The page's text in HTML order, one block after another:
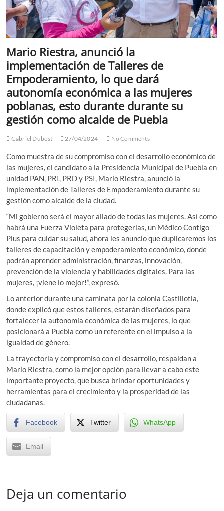
Mario Riestra, anunció la
implementación de Talleres de
Empoderamiento, lo que dará
autonomía económica a las mujeres
poblanas, esto durante durante su
gestión como alcalde de Puebla
Gabriel Dubost 27/04/2024 No Comments
Como muestra de su compromiso con el desarrollo económico de
las mujeres, el candidato a la Presidencia Municipal de Puebla en
unidad PAN, PRI, PRD y PSI, Mario Riestra, anunció la
implementación de Talleres de Empoderamiento durante su
gestión como alcalde de la ciudad.
“Mi gobierno será el mayor aliado de todas las mujeres. Así como
habrá una Fuerza Violeta para protegerlas, un Médico Contigo
Plus para cuidar su salud, ahora les anuncio que duplicaremos los
talleres de capacitación y empoderamiento económico, donde
podrán aprender administración, finanzas, innovación,
prevención de la violencia y habilidades digitales. Para las
mujeres, ¡viene lo mejor!”, expresó.
Lo anterior durante una caminata por la colonia Castillotla,
donde explicó que estos talleres, estarán diseñados para
fortalecer la autonomía económica de las mujeres, lo que
posicionará a Puebla como un referente en el impulso a la
igualdad de género.
La trayectoria y compromiso con el desarrollo, respaldan a
Mario Riestra, como la mejor opción para llevar a cabo este
importante proyecto, que busca brindar oportunidades y
herramientas para el crecimiento y la prosperidad de las
ciudadanas.
Facebook Twitter WhatsApp
Email
Deja un comentario